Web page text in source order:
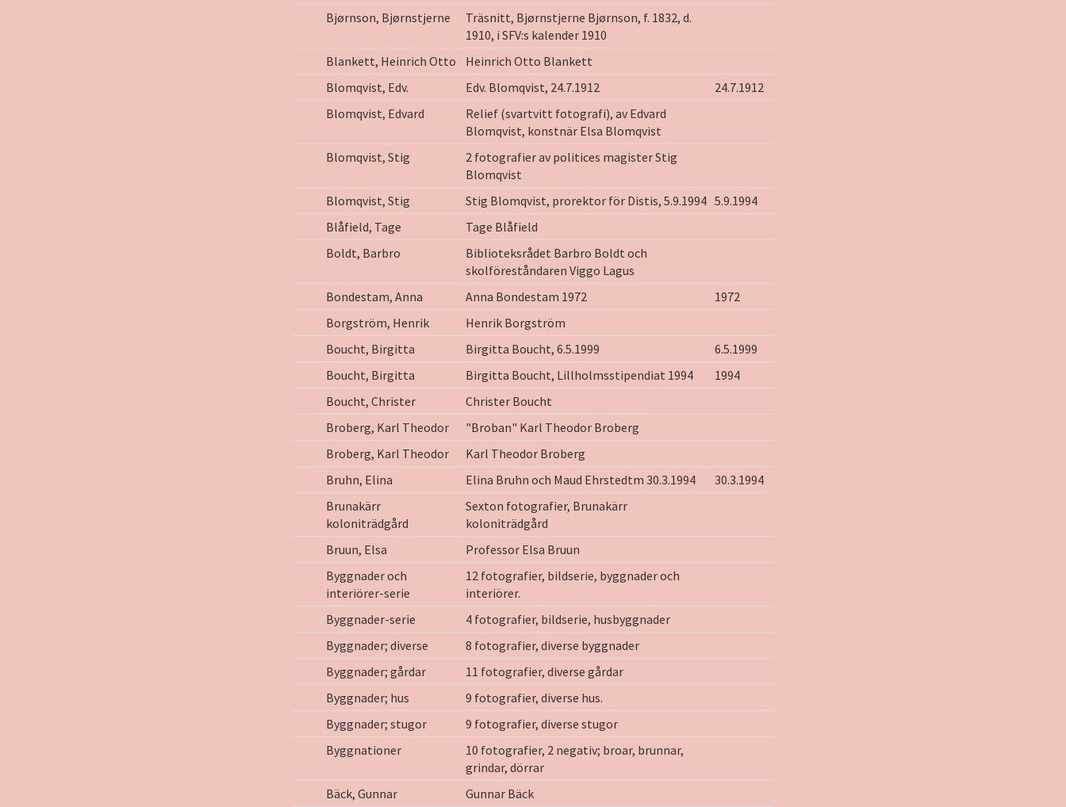
Bjørnson, Bjørnstjerne
Träsnitt, Bjørnstjerne Bjørnson, f. 1832, d.
1910, i SFV:s kalender 1910
Blankett, Heinrich Otto
Heinrich Otto Blankett
Blomqvist, Edv.
Edv. Blomqvist, 24.7.1912
24.7.1912
Blomqvist, Edvard
Relief (svartvitt fotografi), av Edvard
Blomqvist, konstnär Elsa Blomqvist
Blomqvist, Stig
2 fotografier av politices magister Stig
Blomqvist
Blomqvist, Stig
Stig Blomqvist, prorektor för Distis, 5.9.1994 5.9.1994
Blåfield, Tage
Tage Blåfield
Boldt, Barbro
Biblioteksrådet Barbro Boldt och
skolföreståndaren Viggo Lagus
Bondestam, Anna
Anna Bondestam 1972
1972
Borgström, Henrik
Henrik Borgström
Boucht, Birgitta
Birgitta Boucht, 6.5.1999
6.5.1999
Boucht, Birgitta
Birgitta Boucht, Lillholmsstipendiat 1994
1994
Boucht, Christer
Christer Boucht
Broberg, Karl Theodor
"Broban" Karl Theodor Broberg
Broberg, Karl Theodor
Karl Theodor Broberg
Bruhn, Elina
Elina Bruhn och Maud Ehrstedtm 30.3.1994
30.3.1994
Brunakärr
koloniträdgård
Sexton fotografier, Brunakärr
koloniträdgård
Bruun, Elsa
Professor Elsa Bruun
Byggnader och
interiörer-serie
12 fotografier, bildserie, byggnader och
interiörer.
Byggnader-serie
4 fotografier, bildserie, husbyggnader
Byggnader; diverse
8 fotografier, diverse byggnader
Byggnader; gårdar
11 fotografier, diverse gårdar
Byggnader; hus
9 fotografier, diverse hus.
Byggnader; stugor
9 fotografier, diverse stugor
Byggnationer
10 fotografier, 2 negativ; broar, brunnar,
grindar, dörrar
Bäck, Gunnar
Gunnar Bäck